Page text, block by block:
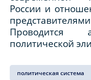
России и
Проводится
политической
политическая система